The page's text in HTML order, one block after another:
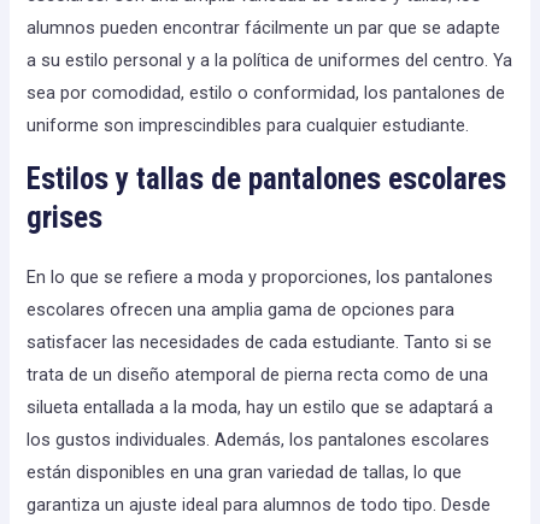
alumnos pueden encontrar fácilmente un par que se adapte
a su estilo personal y a la política de uniformes del centro. Ya
sea por comodidad, estilo o conformidad, los pantalones de
uniforme son imprescindibles para cualquier estudiante.
Estilos y tallas de pantalones escolares
grises
En lo que se refiere a moda y proporciones, los pantalones
escolares ofrecen una amplia gama de opciones para
satisfacer las necesidades de cada estudiante. Tanto si se
trata de un diseño atemporal de pierna recta como de una
silueta entallada a la moda, hay un estilo que se adaptará a
los gustos individuales. Además, los pantalones escolares
están disponibles en una gran variedad de tallas, lo que
garantiza un ajuste ideal para alumnos de todo tipo. Desde